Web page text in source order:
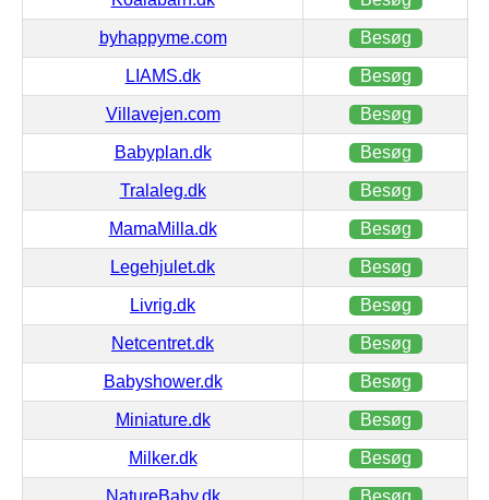
byhappyme.com Besøg
LIAMS.dk Besøg
Villavejen.com Besøg
Babyplan.dk Besøg
Tralaleg.dk Besøg
MamaMilla.dk Besøg
Legehjulet.dk Besøg
Livrig.dk Besøg
Netcentret.dk Besøg
Babyshower.dk Besøg
Miniature.dk Besøg
Milker.dk Besøg
NatureBaby.dk Besøg